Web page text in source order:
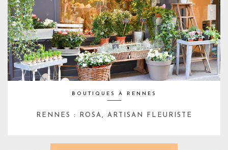
BOUTIQUES À RENNES
RENNES : ROSA, ARTISAN FLEURISTE